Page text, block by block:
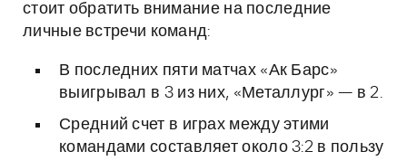
стоит обратить внимание на последние
личные встречи команд:
В последних пяти матчах «Ак Барс»
выигрывал в 3 из них, «Металлург» — в 2.
Средний счет в играх между этими
командами составляет около 3:2 в пользу